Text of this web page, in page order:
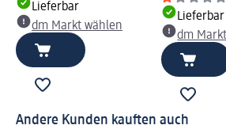
Lieferbar
dm Markt wählen
Lieferbar
dm
Andere Kunden kauften auch